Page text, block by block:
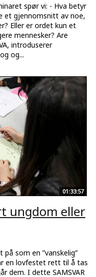
spør vi: - Hva betyr
et gjennomsnitt av noe,
Eller er ordet kun et
mennesker? Are
introduserer
og...
01:33:57
ungdom eller
som en ”vanskelig”
en lovfestet rett til å tas
dem. I dette SAMSVAR